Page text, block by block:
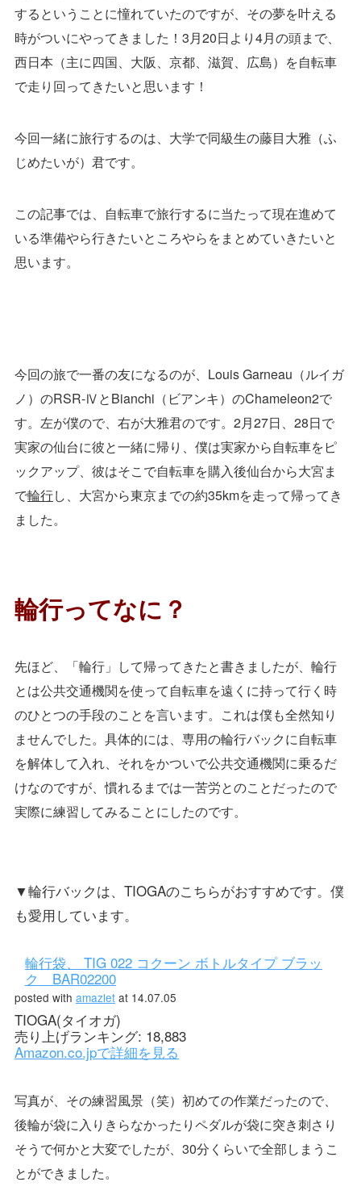
するということに憧れていたのですが、その夢を叶える
時がついにやってきました！3月20日より4月の頭まで、
西日本（主に四国、大阪、京都、滋賀、広島）を自転車
で走り回ってきたいと思います！
今回一緒に旅行するのは、大学で同級生の藤目大雅（ふ
じめたいが）君です。
この記事では、自転車で旅行するに当たって現在進めて
いる準備やら行きたいところやらをまとめていきたいと
思います。
今回の旅で一番の友になるのが、Louis Garneau（ルイガ
ノ）のRSR-ⅣとBianchi（ビアンキ）のChameleon2で
す。左が僕ので、右が大雅君のです。2月27日、28日で
実家の仙台に彼と一緒に帰り、僕は実家から自転車をピ
ックアップ、彼はそこで自転車を購入後仙台から大宮ま
で輪行し、大宮から東京までの約35kmを走って帰ってき
ました。
輪行ってなに？
先ほど、「輪行」して帰ってきたと書きましたが、輪行
とは公共交通機関を使って自転車を遠くに持って行く時
のひとつの手段のことを言います。これは僕も全然知り
ませんでした。具体的には、専用の輪行バックに自転車
を解体して入れ、それをかついで公共交通機関に乗るだ
けなのですが、慣れるまでは一苦労とのことだったので
実際に練習してみることにしたのです。
▼輪行バックは、TIOGAのこちらがおすすめです。僕
も愛用しています。
輪行袋、 TIG 022 コクーン ボトルタイプ ブラッ
ク BAR02200
posted with amazletat 14.07.05
TIOGA(タイオガ)
売り上げランキング: 18,883
Amazon.co.jpで詳細を見る
写真が、その練習風景（笑）初めての作業だったので、
後輪が袋に入りきらなかったりペダルが袋に突き刺さり
そうで何かと大変でしたが、30分くらいで全部しまうこ
とができました。